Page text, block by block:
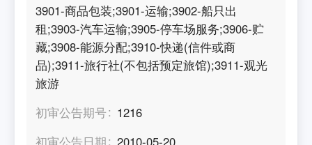
3901-商品包装;3901-运输;3902-船只出
租;3903-汽车运输;3905-停车场服务;3906-贮
藏;3908-能源分配;3910-快递(信件或商
品);3911-旅行社(不包括预定旅馆);3911-观光
旅游
初审公告期号
1216
初审公告日期
2010-05-20